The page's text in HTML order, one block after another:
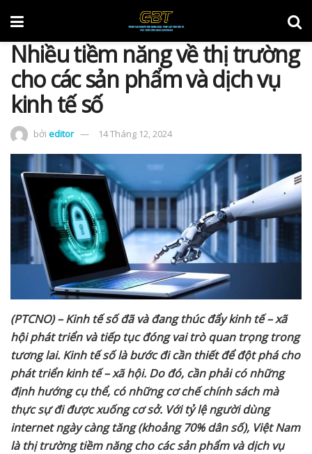
Nhiều tiềm năng về thị trường
cho các sản phẩm và dịch vụ
kinh tế số
bởi editor 14 Tháng 12, 2024
(PTCNO) – Kinh tế số đã và đang thúc đẩy kinh tế – xã
hội phát triển và tiếp tục đóng vai trò quan trọng trong
tương lai. Kinh tế số là bước đi cần thiết để đột phá cho
phát triển kinh tế – xã hội. Do đó, cần phải có những
định hướng cụ thể, có những cơ chế chính sách mà
thực sự đi được xuống cơ sở. Với tỷ lệ người dùng
internet ngày càng tăng (khoảng 70% dân số), Việt Nam
là thị trường tiềm năng cho các sản phẩm và dịch vụ